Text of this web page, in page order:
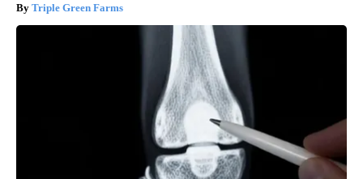
Triple Green Farms